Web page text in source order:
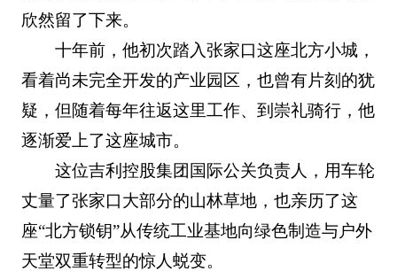
欣然留了下来。
十年前，他初次踏入张家口这座北方小城，
看着尚未完全开发的产业园区，也曾有片刻的犹
疑，但随着每年往返这里工作、到崇礼骑行，他
逐渐爱上了这座城市。
这位吉利控股集团国际公关负责人，用车轮
丈量了张家口大部分的山林草地，也亲历了这
座“北方锁钥”从传统工业基地向绿色制造与户外
天堂双重转型的惊人蜕变。